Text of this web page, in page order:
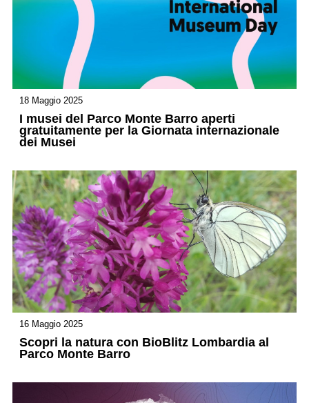
18 Maggio 2025
I musei del Parco Monte Barro aperti
gratuitamente per la Giornata internazionale
dei Musei
16 Maggio 2025
Scopri la natura con BioBlitz Lombardia al
Parco Monte Barro